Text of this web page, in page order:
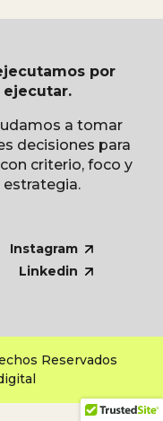
por
ejecutar.
a tomar
decisiones para
criterio, foco y
estrategia.
Instagram
Linkedin
Reservados